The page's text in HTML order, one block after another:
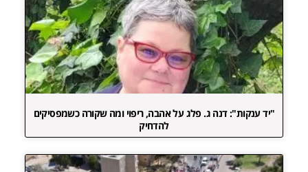
"יד ענקות": דנה ג. פלג על אהבה, ריפוי ומה שקורה כשמפסיקים
להדחיק